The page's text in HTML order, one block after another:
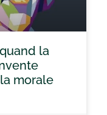
la
morale